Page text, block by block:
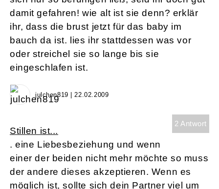
damit gefahren! wie alt ist sie denn? erklär
ihr, dass die brust jetzt für das baby im
bauch da ist. lies ihr stattdessen was vor
oder streichel sie so lange bis sie
eingeschlafen ist.
julchen819 | 22.02.2009
2 Antwort
Stillen ist...
. eine Liebesbeziehung und wenn
einer der beiden nicht mehr möchte so muss
der andere dieses akzeptieren. Wenn es
möglich ist, sollte sich dein Partner viel um